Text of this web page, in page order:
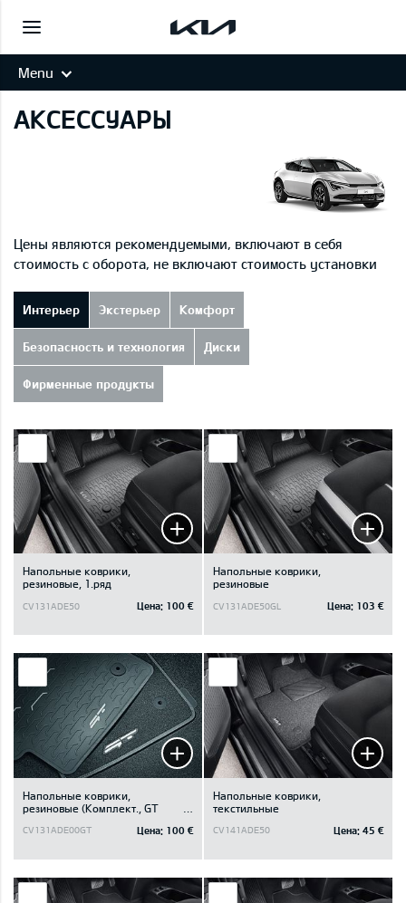
Menu
АКСЕССУАРЫ
Цены являются рекомендуемыми, включают в себя
стоимость с оборота, не включают стоимость установки
Интерьер Экстерьер Комфорт
Безопасность и технология Диски
Фирменные продукты
Напольные коврики,
резиновые, 1.ряд
CV131ADE50 Цена: 100 €
Напольные коврики,
резиновые
CV131ADE50GL Цена: 103 €
Напольные коврики,
резиновые (Kомплект., GT
CV131ADE00GT Цена: 100 €
Напольные коврики,
текстильные
CV141ADE50 Цена: 45 €